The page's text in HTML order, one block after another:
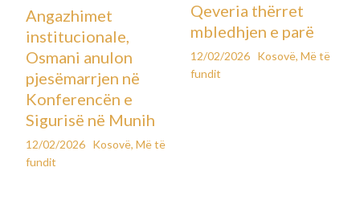
Angazhimet
institucionale,
Osmani anulon
pjesëmarrjen në
Konferencën e
Sigurisë në Munih
12/02/2026 Kosovë,Më të
fundit
Qeveria thërret
mbledhjen e parë
12/02/2026 Kosovë, Më të
fundit